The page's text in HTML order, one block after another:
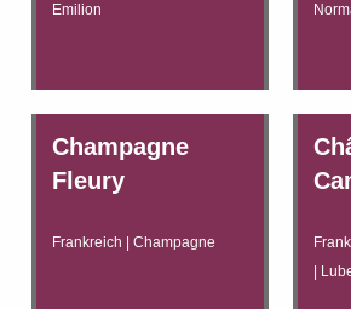
Emilion
Champagne
Fleury
Frankreich | Champagne
|